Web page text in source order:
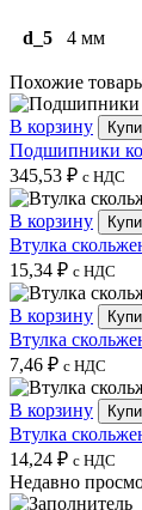
d_5 4 мм
Похожие
В корзину
Подшипники
345,53 ₽ с НДС
В корзину
Втулка
15,34 ₽ с НДС
В корзину
Втулка
7,46 ₽ с НДС
В корзину
Втулка
14,24 ₽ с НДС
Недавно